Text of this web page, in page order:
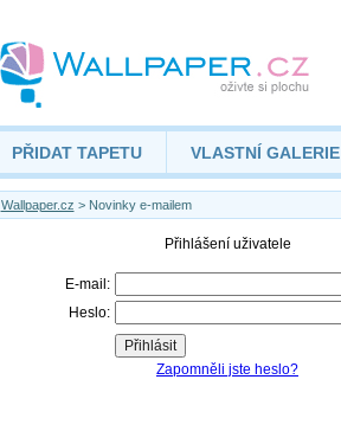
PŘIDAT TAPETU VLASTNÍ GALERIE
Wallpaper.cz > Novinky e-mailem